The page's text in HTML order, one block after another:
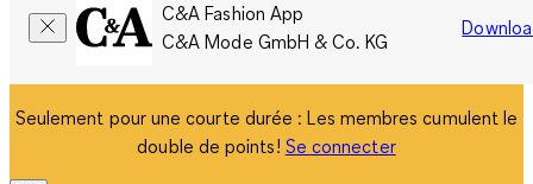
C&A Fashion App
C&A Mode GmbH & Co. KG
Seulement pour une courte durée : Les membres cumulent le
double de points! Se connecter